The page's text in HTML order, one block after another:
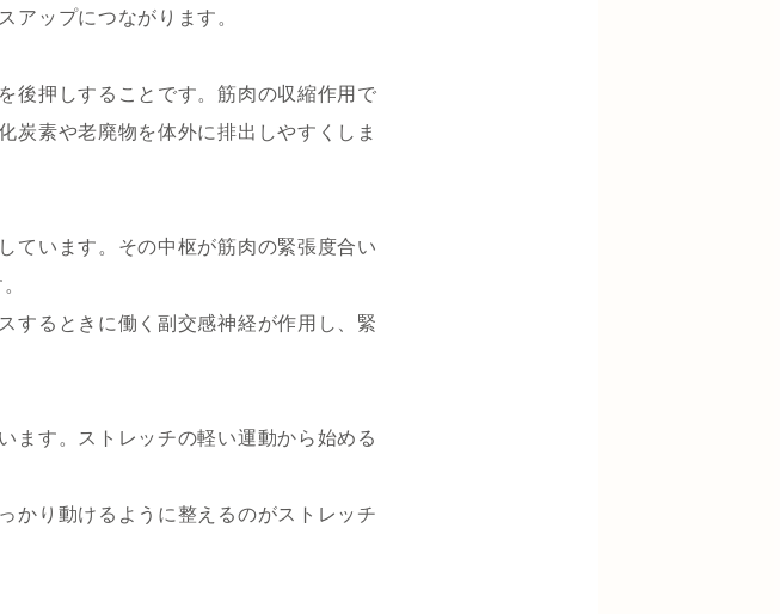
ップにつながります。
後押しすることです。筋肉の収縮作用で
炭素や老廃物を体外に排出しやすくしま
ています。その中枢が筋肉の緊張度合い
するときに働く副交感神経が作用し、緊
ます。ストレッチの軽い運動から始める
かり動けるように整えるのがストレッチ